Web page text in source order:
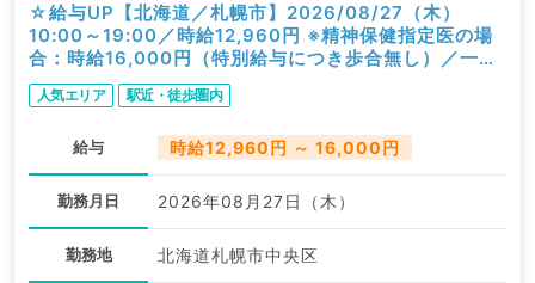
☆給与UP【北海道／札幌市】2026/08/27（木）
10:00～19:00／時給12,960円 ※精神保健指定医の場
合：時給16,000円（特別給与につき歩合無し）／一般
外来／精神科
人気エリア 駅近・徒歩圏内
給与 時給12,960円 ～ 16,000円
勤務月日 2026年08月27日（木）
勤務地 北海道札幌市中央区